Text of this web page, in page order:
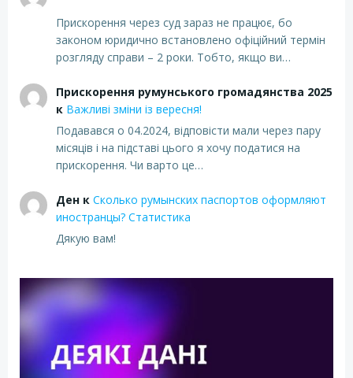
Прискорення через суд зараз не працює, бо
законом юридично встановлено офіційний термін
розгляду справи – 2 роки. Тобто, якщо ви…
Прискорення румунського громадянства 2025
к Важливі зміни із вересня!
Подавався о 04.2024, відповісти мали через пару
місяців і на підставі цього я хочу податися на
прискорення. Чи варто це…
Денк Сколько румынских паспортов оформляют
иностранцы? Статистика
Дякую вам!